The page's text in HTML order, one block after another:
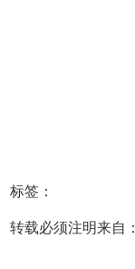
标签：
转载必须注明来自：